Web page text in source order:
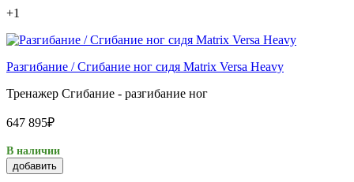
+1
Разгибание / Сгибание ног сидя Matrix Versa Heavy
Тренажер Сгибание - разгибание ног
647 895₽
В наличии
добавить